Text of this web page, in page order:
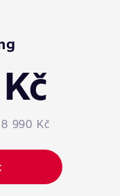
8 990 Kč